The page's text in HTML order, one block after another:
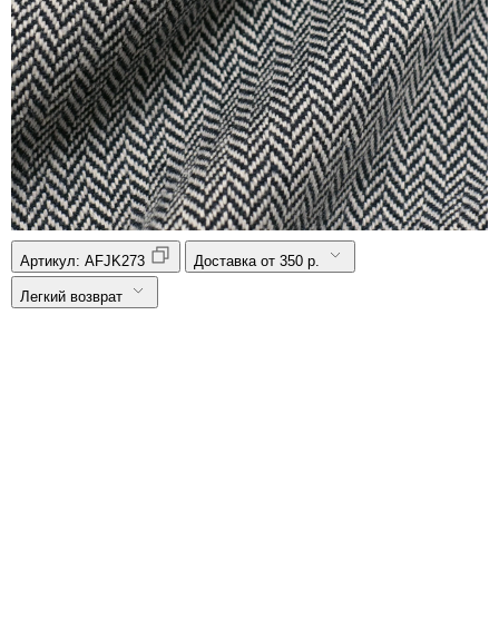
Артикул: AFJK273 Доставка от 350 р.
Легкий возврат